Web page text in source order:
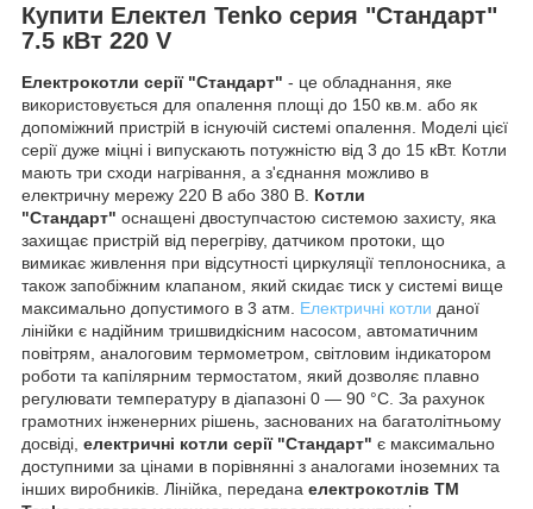
Купити Електел Tenko серия "Стандарт"
7.5 кВт 220 V
Електрокотли серії "Стандарт" - це обладнання, яке
використовується для опалення площі до 150 кв.м. або як
допоміжний пристрій в існуючій системі опалення. Моделі цієї
серії дуже міцні і випускають потужністю від 3 до 15 кВт. Котли
мають три сходи нагрівання, а з'єднання можливо в
електричну мережу 220 В або 380 В. Котли
"Стандарт" оснащені двоступчастою системою захисту, яка
захищає пристрій від перегріву, датчиком протоки, що
вимикає живлення при відсутності циркуляції теплоносника, а
також запобіжним клапаном, який скидає тиск у системі вище
максимально допустимого в 3 атм. Електричні котли даної
лінійки є надійним тришвидкісним насосом, автоматичним
повітрям, аналоговим термометром, світловим індикатором
роботи та капілярним термостатом, який дозволяє плавно
регулювати температуру в діапазоні 0 — 90 °С. За рахунок
грамотних інженерних рішень, заснованих на багатолітньому
досвіді, електричні котли серії "Стандарт" є максимально
доступними за цінами в порівнянні з аналогами іноземних та
інших виробників. Лінійка, передана електрокотлів ТМ